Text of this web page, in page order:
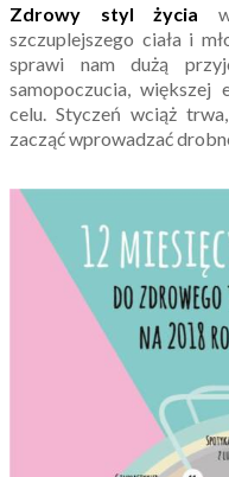
Zdrowy styl życia
szczuplejszego ciała i
sprawi nam dużą
samopoczucia,
celu. Styczeń wciąż
zacząć wprowadzać